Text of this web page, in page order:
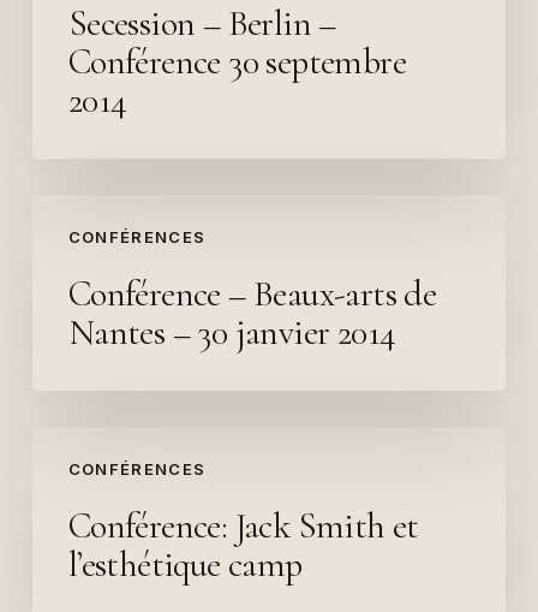
Secession – Berlin –
Conférence 30 septembre
2014
CONFÉRENCES
Beaux-
janvier
2014
Conférence – Beaux-arts de
Nantes – 30 janvier 2014
CONFÉRENCES
Jack
Smith
l’esthétique
Conférence: Jack Smith et
l’esthétique camp